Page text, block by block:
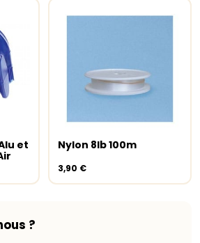
et
Lire la suite
Nylon 8lb 100m
3,90 €
?